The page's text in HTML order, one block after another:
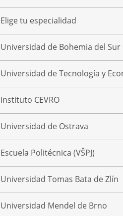
Elige tu especialidad
Universidad de Bohemia del Sur
Universidad de Tecnología y
Instituto CEVRO
Universidad de Ostrava
Escuela Politécnica (VŠPJ)
Universidad Tomas Bata de Zlín
Universidad Mendel de Brno